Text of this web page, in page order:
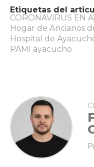
Etiquetas del
CORONAVIRUS EN
Hogar de Ancianos
Hospital de
PAMI ayacucho